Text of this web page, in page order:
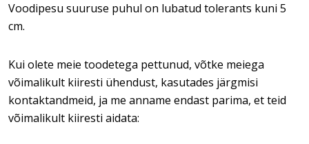
Voodipesu suuruse puhul on lubatud tolerants kuni 5
cm.
Kui olete meie toodetega pettunud, võtke meiega
võimalikult kiiresti ühendust, kasutades järgmisi
kontaktandmeid, ja me anname endast parima, et teid
võimalikult kiiresti aidata: